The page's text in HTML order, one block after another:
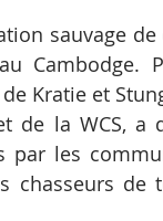
sauvage de
Cambodge.
Kratie et
la WCS, a
par les
chasseurs de